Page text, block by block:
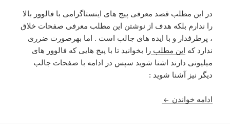
در این مطلب قصد معرفی پیج های اینستاگرامی با فالوور بالا
را ندارم بلکه هدف از نوشتن این مطلب معرفی صفحات خلاق
، پرطرفدار و با ایده های جالب است . اما بهرصورت ضرری
ندارد که
این مطلبرا بخوانید تا با پیج هایی که فالوور های
میلیونی دارند اشنا شوید سپس در ادامه با صفحات جالب
دیگر نیز آشنا شوید :
ادامه خواندن معرفی صفحات خلاق ، پرطرفدار و با ایده های جالب